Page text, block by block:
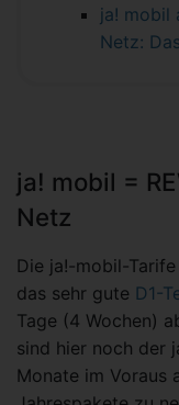
ja! mobil
Netz:
ja! mobil =
Netz
Die ja!-mobil-
das sehr gute D1-
Tage (4 Wochen)
sind hier noch der
Monate im Voraus